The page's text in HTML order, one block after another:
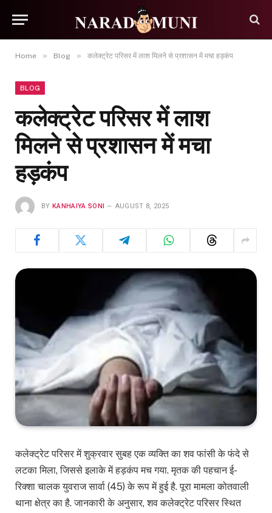
Home » Blog » कलेक्ट्रेट परिसर में लाश मिलने से प्रशासन में मचा हड़कंप
BLOG
कलेक्ट्रेट परिसर में लाश
मिलने से प्रशासन में मचा
हड़कंप
BY KANHAIYA SONI AUGUST 8, 2025
कलेक्ट्रेट परिसर में शुक्रवार सुबह एक व्यक्ति का शव फांसी के फंदे से
लटका मिला, जिससे इलाके में हड़कंप मच गया. मृतक की पहचान ई-
रिक्शा चालक युवराज सार्वा (45) के रूप में हुई है. पूरा मामला कोतवाली
थाना क्षेत्र का है. जानकारी के अनुसार, शव कलेक्ट्रेट परिसर स्थित